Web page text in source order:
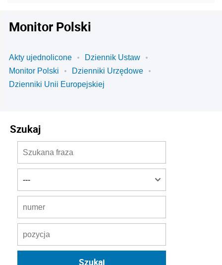
Monitor Polski
Akty ujednolicone
Dziennik Ustaw
Monitor Polski
Dzienniki Urzędowe
Dzienniki Unii Europejskiej
Szukaj